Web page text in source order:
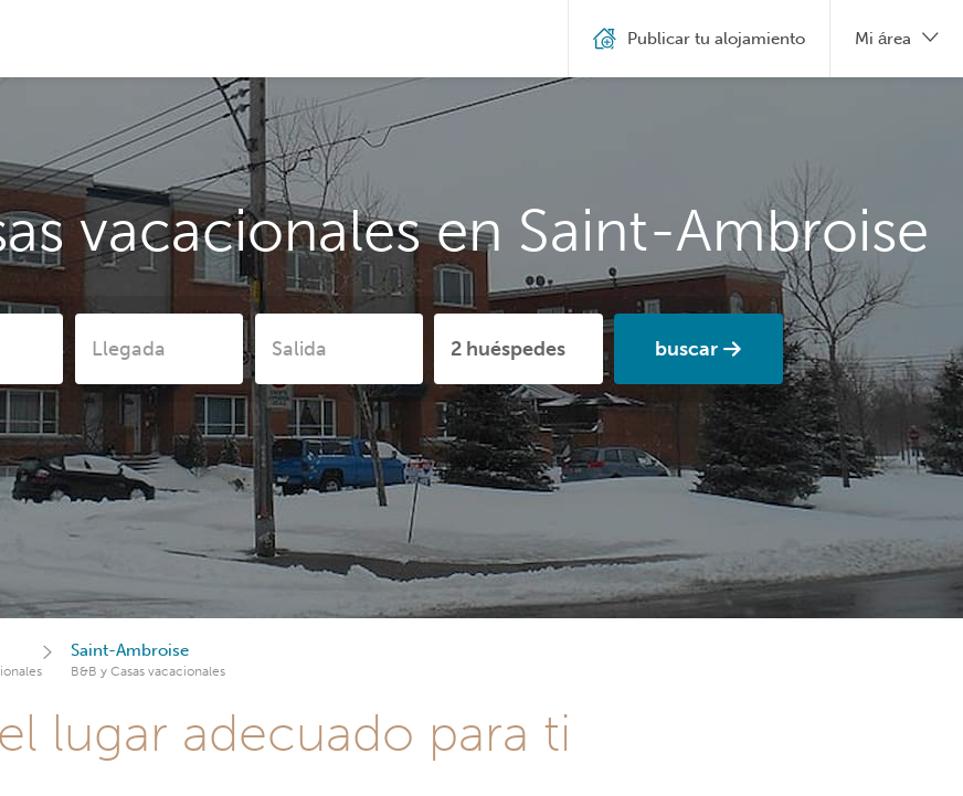
vacacionales en Saint-Ambroise
buscar
Publicar tu alojamiento Mi área
Saint-Ambroise
B&B y Casas vacacionales
lugar adecuado para ti